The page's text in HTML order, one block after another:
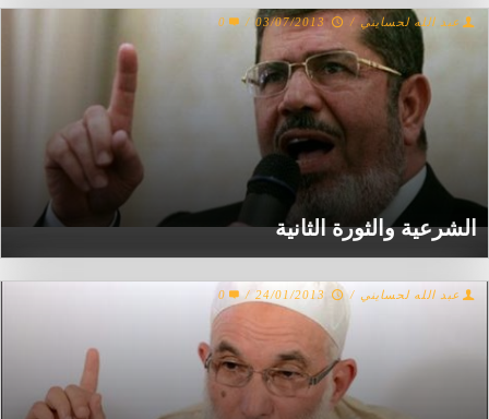
الشرعية والثورة الثانية
عبد الله لحسايني /
03/07/2013
/
0
عبد الله لحسايني /
24/01/2013
/
0